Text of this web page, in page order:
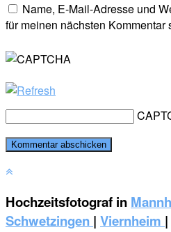
Name, E-Mail-Adresse und
für meinen nächsten Kommentar
Hochzeitsfotograf in
Schwetzingen | Viernheim |